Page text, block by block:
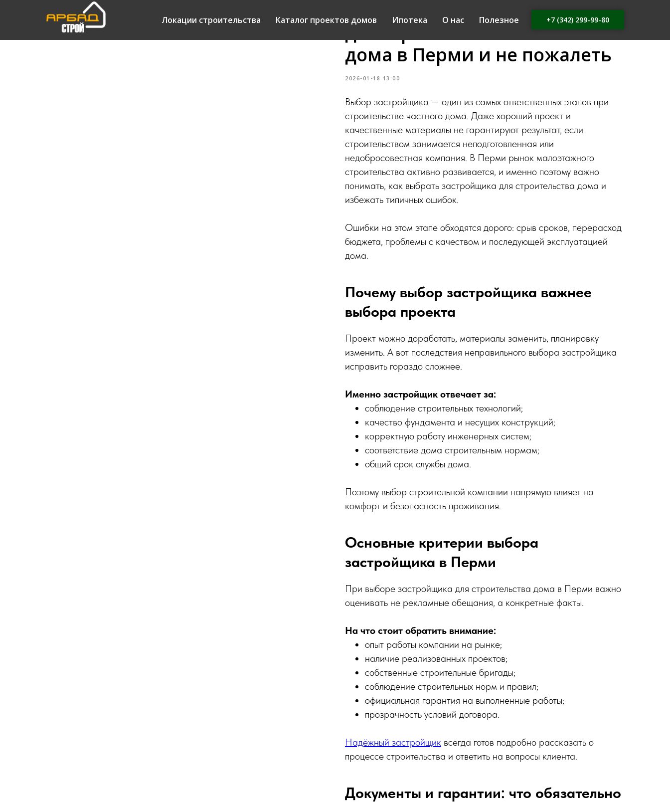
Локации строительства Каталог проектов домов Ипотека О нас Полезное +7 (342) 299-99-80
Как выбрать застройщика
для строительства частного
дома в Перми и не пожалеть
2026-01-18 13:00
Выбор застройщика — один из самых ответственных этапов при
строительстве частного дома. Даже хороший проект и
качественные материалы не гарантируют результат, если
строительством занимается неподготовленная или
недобросовестная компания. В Перми рынок малоэтажного
строительства активно развивается, и именно поэтому важно
понимать, как выбрать застройщика для строительства дома и
избежать типичных ошибок.
Ошибки на этом этапе обходятся дорого: срыв сроков, перерасход
бюджета, проблемы с качеством и последующей эксплуатацией
дома.
Почему выбор застройщика важнее
выбора проекта
Проект можно доработать, материалы заменить, планировку
изменить. А вот последствия неправильного выбора застройщика
исправить гораздо сложнее.
Именно застройщик отвечает за:
соблюдение строительных технологий;
качество фундамента и несущих конструкций;
корректную работу инженерных систем;
соответствие дома строительным нормам;
общий срок службы дома.
Поэтому выбор строительной компании напрямую влияет на
комфорт и безопасность проживания.
Основные критерии выбора
застройщика в Перми
При выборе застройщика для строительства дома в Перми важно
оценивать не рекламные обещания, а конкретные факты.
На что стоит обратить внимание:
опыт работы компании на рынке;
наличие реализованных проектов;
собственные строительные бригады;
соблюдение строительных норм и правил;
официальная гарантия на выполненные работы;
прозрачность условий договора.
Надёжный застройщик всегда готов подробно рассказать о
процессе строительства и ответить на вопросы клиента.
Документы и гарантии: что обязательно